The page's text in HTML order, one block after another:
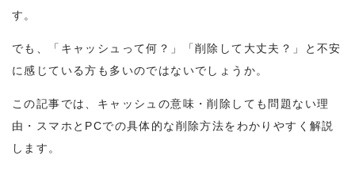
す。
でも、「キャッシュって何？」「削除して大丈夫？」と不安
に感じている方も多いのではないでしょうか。
この記事では、キャッシュの意味・削除しても問題ない理
由・スマホとPCでの具体的な削除方法をわかりやすく解説
します。